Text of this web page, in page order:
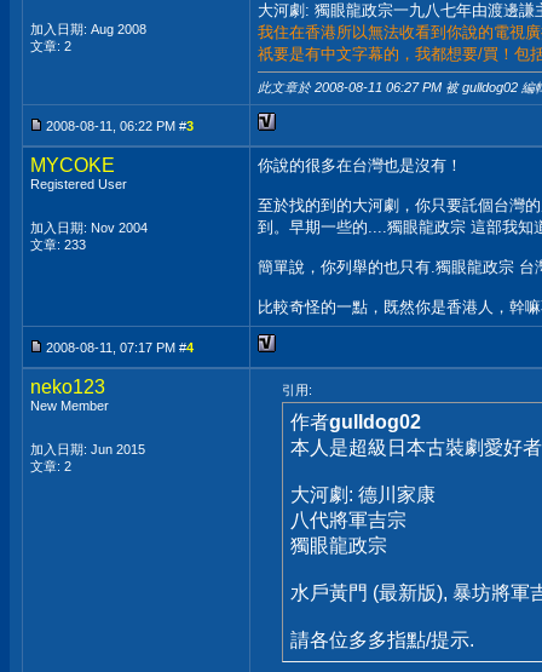
加入日期: Aug 2008
文章: 2
大河劇: 獨眼龍政宗一九八七年由渡邊謙
我住在香港所以無法收看到你說的電視
祇要是有中文字幕的，我都想要/買！包
此文章於 2008-08-11 06:27 PM 被 gulldog02 編
2008-08-11, 06:22 PM #3
MYCOKE
Registered User
加入日期: Nov 2004
文章: 233
你說的很多在台灣也是沒有！
至於找的到的大河劇，你只要託個台灣
到。早期一些的....獨眼龍政宗 這部我知
簡單說，你列舉的也只有.獨眼龍政宗 台
比較奇怪的一點，既然你是香港人，幹
2008-08-11, 07:17 PM #4
neko123
New Member
加入日期: Jun 2015
文章: 2
引用:
作者gulldog02
本人是超級日本古裝劇愛好
大河劇: 德川家康
八代將軍吉宗
獨眼龍政宗
水戶黃門 (最新版), 暴坊將軍
請各位多多指點/提示.